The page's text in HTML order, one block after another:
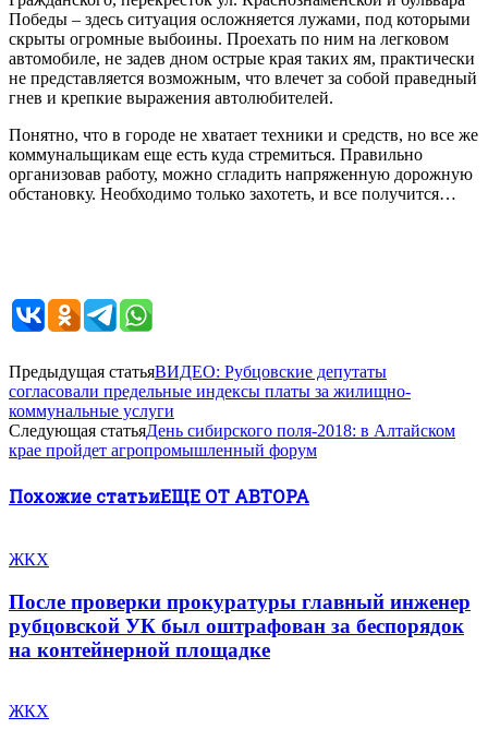
Победы – здесь ситуация осложняется лужами, под которыми
скрыты огромные выбоины. Проехать по ним на легковом
автомобиле, не задев дном острые края таких ям, практически
не представляется возможным, что влечет за собой праведный
гнев и крепкие выражения автолюбителей.
Понятно, что в городе не хватает техники и средств, но все же
коммунальщикам еще есть куда стремиться. Правильно
организовав работу, можно сгладить напряженную дорожную
обстановку. Необходимо только захотеть, и все получится…
Предыдущая статьяВИДЕО: Рубцовские депутаты
согласовали предельные индексы платы за жилищно-
коммунальные услуги
Следующая статьяДень сибирского поля-2018: в Алтайском
крае пройдет агропромышленный форум
Похожие статьиЕЩЕ ОТ АВТОРА
ЖКХ
После проверки прокуратуры главный инженер
рубцовской УК был оштрафован за беспорядок
на контейнерной площадке
ЖКХ